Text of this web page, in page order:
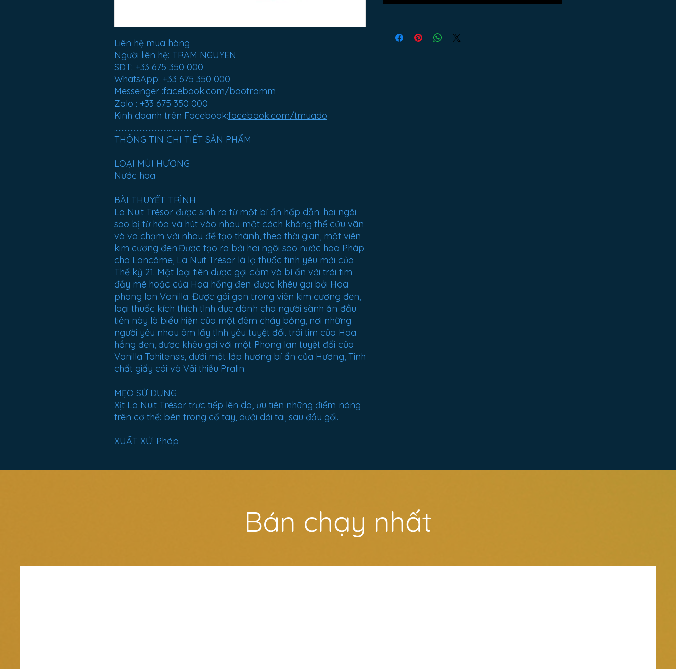
Liên hệ mua hàng
Người liên hệ: TRAM NGUYEN
SĐT: +33 675 350 000
WhatsApp: +33 675 350 000
Messenger :facebook.com/baotramm
Zalo : +33 675 350 000
Kinh doanh trên Facebook:facebook.com/tmuado
....................................................
THÔNG TIN CHI TIẾT SẢN PHẨM
LOẠI MÙI HƯƠNG
Nước hoa
BÀI THUYẾT TRÌNH
La Nuit Trésor được sinh ra từ một bí ẩn hấp dẫn: hai ngôi
sao bị từ hóa và hút vào nhau một cách không thể cứu vãn
và va chạm với nhau để tạo thành, theo thời gian, một viên
kim cương đen.Được tạo ra bởi hai ngôi sao nước hoa Pháp
cho Lancôme, La Nuit Trésor là lọ thuốc tình yêu mới của
Thế kỷ 21. Một loại tiên dược gợi cảm và bí ẩn với trái tim
đầy mê hoặc của Hoa hồng đen được khêu gợi bởi Hoa
phong lan Vanilla. Được gói gọn trong viên kim cương đen,
loại thuốc kích thích tình dục dành cho người sành ăn đầu
tiên này là biểu hiện của một đêm cháy bỏng, nơi những
người yêu nhau ôm lấy tình yêu tuyệt đối. trái tim của Hoa
hồng đen, được khêu gợi với một Phong lan tuyệt đối của
Vanilla Tahitensis, dưới một lớp hương bí ẩn của Hương, Tinh
chất giấy cói và Vải thiều Pralin.
MẸO SỬ DỤNG
Xịt La Nuit Trésor trực tiếp lên da, ưu tiên những điểm nóng
trên cơ thể: bên trong cổ tay, dưới dái tai, sau đầu gối.
XUẤT XỨ: Pháp
Bán chạy nhất